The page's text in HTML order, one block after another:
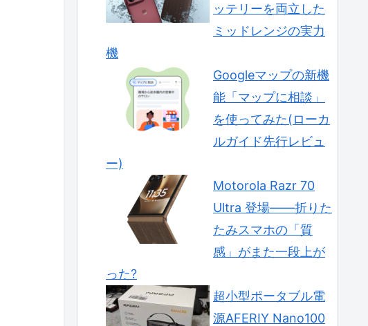
ッテリーを両立した
ミッドレンジの実力
機
Googleマップの新機
能「マップに相談」
を使ってみた(ローカ
ルガイド先行レビュ
ー)
Motorola Razr 70
Ultra 登場——折りた
たみスマホの「質
感」がまた一段上が
った?
超小型ポータブル電
源AFERIY Nano100